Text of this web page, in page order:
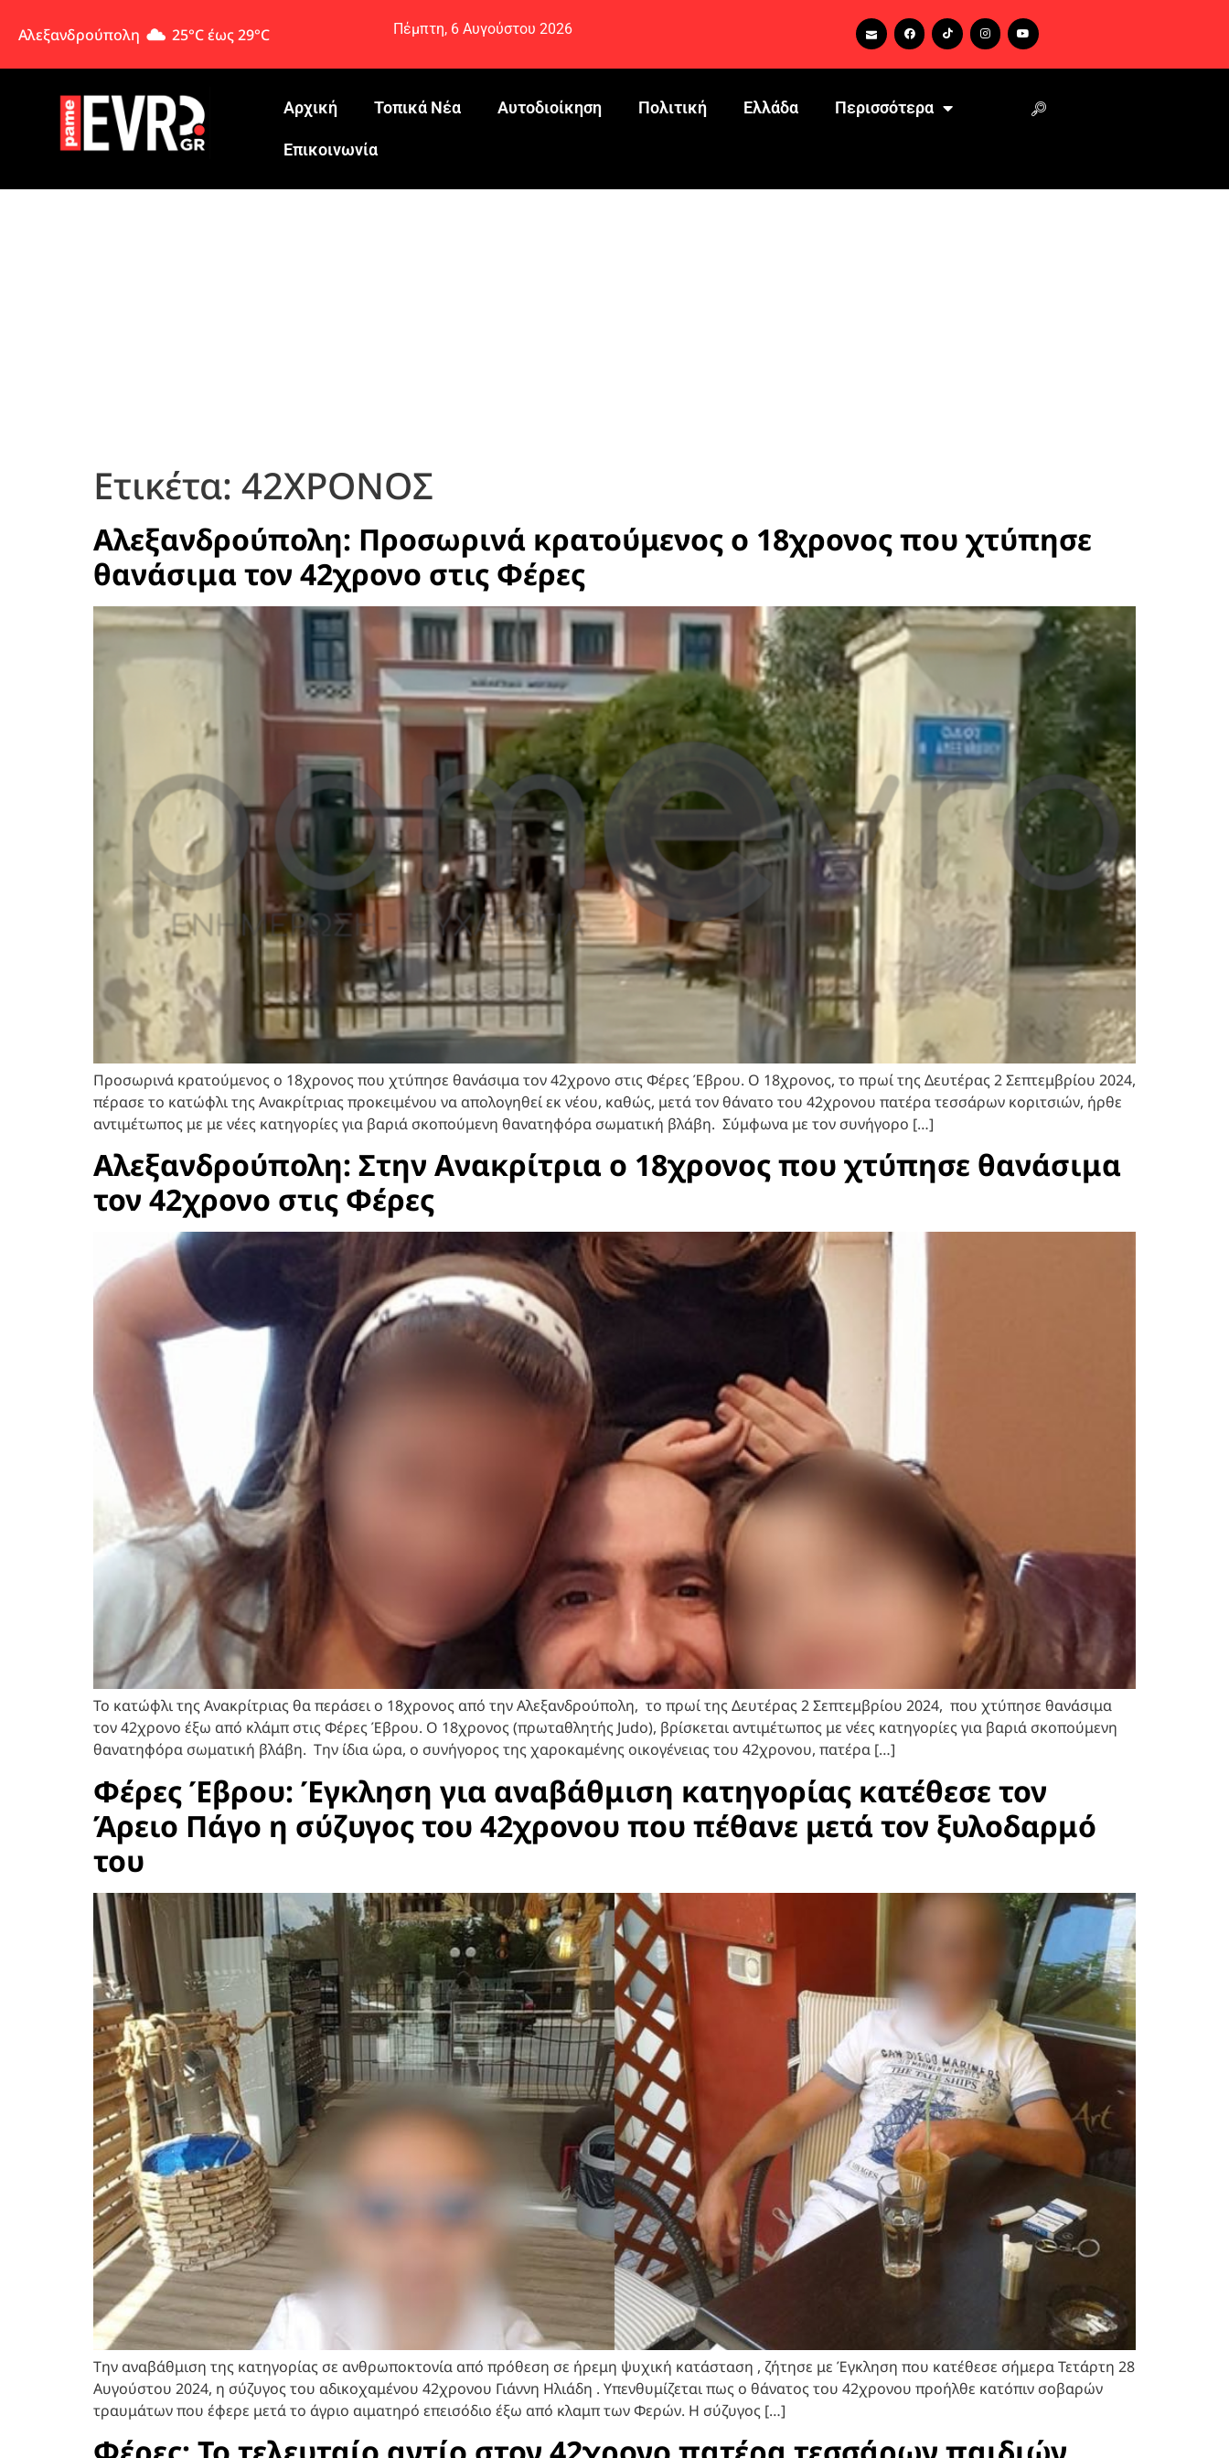
Αλεξανδρούπολη 25°C έως 29°C Πέμπτη, 6 Αυγούστου 2026
Αρχική Τοπικά Νέα Αυτοδιοίκηση Πολιτική Ελλάδα Περισσότερα
Eπικοινωνία
Ετικέτα: 42ΧΡΟΝΟΣ
Αλεξανδρούπολη: Προσωρινά κρατούμενος ο 18χρονος που χτύπησε
θανάσιμα τον 42χρονο στις Φέρες
Προσωρινά κρατούμενος ο 18χρονος που χτύπησε θανάσιμα τον 42χρονο στις Φέρες Έβρου. Ο 18χρονος, το πρωί της Δευτέρας 2 Σεπτεμβρίου 2024,
πέρασε το κατώφλι της Ανακρίτριας προκειμένου να απολογηθεί εκ νέου, καθώς, μετά τον θάνατο του 42χρονου πατέρα τεσσάρων κοριτσιών, ήρθε
αντιμέτωπος με με νέες κατηγορίες για βαριά σκοπούμενη θανατηφόρα σωματική βλάβη. Σύμφωνα με τον συνήγορο […]
Αλεξανδρούπολη: Στην Ανακρίτρια ο 18χρονος που χτύπησε θανάσιμα
τον 42χρονο στις Φέρες
Το κατώφλι της Ανακρίτριας θα περάσει ο 18χρονος από την Αλεξανδρούπολη, το πρωί της Δευτέρας 2 Σεπτεμβρίου 2024, που χτύπησε θανάσιμα
τον 42χρονο έξω από κλάμπ στις Φέρες Έβρου. Ο 18χρονος (πρωταθλητής Judo), βρίσκεται αντιμέτωπος με νέες κατηγορίες για βαριά σκοπούμενη
θανατηφόρα σωματική βλάβη. Την ίδια ώρα, ο συνήγορος της χαροκαμένης οικογένειας του 42χρονου, πατέρα […]
Φέρες Έβρου: Έγκληση για αναβάθμιση κατηγορίας κατέθεσε τον
Άρειο Πάγο η σύζυγος του 42χρονου που πέθανε μετά τον ξυλοδαρμό
του
Την αναβάθμιση της κατηγορίας σε ανθρωποκτονία από πρόθεση σε ήρεμη ψυχική κατάσταση , ζήτησε με Έγκληση που κατέθεσε σήμερα Τετάρτη 28
Αυγούστου 2024, η σύζυγος του αδικοχαμένου 42χρονου Γιάννη Ηλιάδη . Υπενθυμίζεται πως ο θάνατος του 42χρονου προήλθε κατόπιν σοβαρών
τραυμάτων που έφερε μετά το άγριο αιματηρό επεισόδιο έξω από κλαμπ των Φερών. Η σύζυγος […]